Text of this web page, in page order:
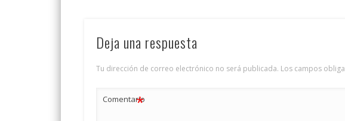
Deja una respuesta
Tu dirección de correo electrónico no será publicada. Los campos
Comentario
*